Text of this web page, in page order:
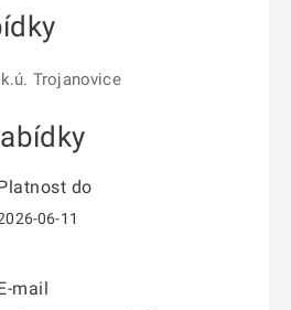
Trojanovice
do
06-11
mail